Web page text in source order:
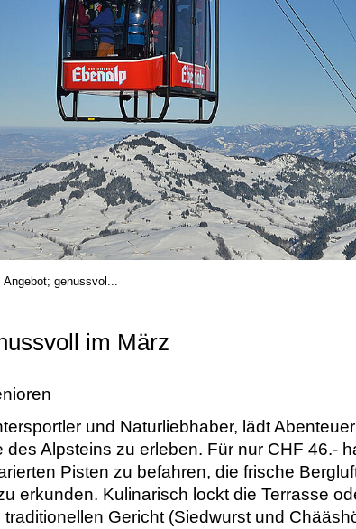
Angebot; genussvol...
im März
und Naturliebhaber, lädt
Alpsteins zu erleben. Für nur CHF 46.-
Pisten zu befahren, die frische
erkunden. Kulinarisch lockt die Terrasse
Gericht (Siedwurst und